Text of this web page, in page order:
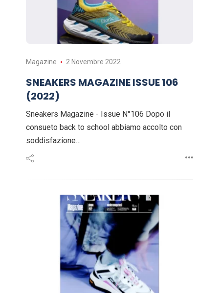
Magazine 2 Novembre 2022
SNEAKERS MAGAZINE ISSUE 106
(2022)
Sneakers Magazine - Issue N°106 Dopo il
consueto back to school abbiamo accolto con
soddisfazione…